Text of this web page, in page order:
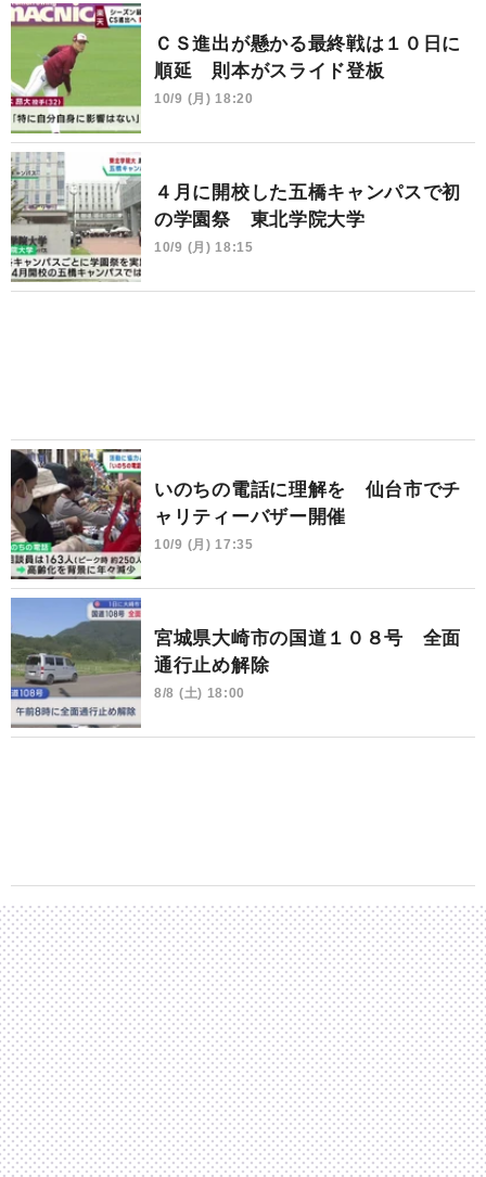
ＣＳ進出が懸かる最終戦は１０日に
順延 則本がスライド登板
10/9 (月) 18:20
４月に開校した五橋キャンパスで初
の学園祭 東北学院大学
10/9 (月) 18:15
いのちの電話に理解を 仙台市でチ
ャリティーバザー開催
10/9 (月) 17:35
宮城県大崎市の国道１０８号 全面
通行止め解除
8/8 (土) 18:00